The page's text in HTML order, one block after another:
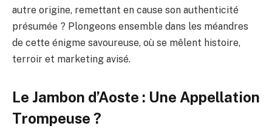
autre origine, remettant en cause son authenticité
présumée ? Plongeons ensemble dans les méandres
de cette énigme savoureuse, où se mêlent histoire,
terroir et marketing avisé.
Le Jambon d’Aoste : Une Appellation
Trompeuse ?